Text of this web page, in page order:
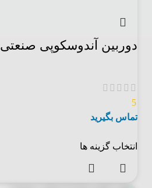
دوربین آندوسکوپی صنعتی
5
تماس بگیرید
انتخاب گزینه ها